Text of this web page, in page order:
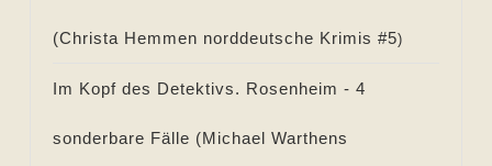
(Christa Hemmen norddeutsche Krimis #5)
Im Kopf des Detektivs. Rosenheim - 4
sonderbare Fälle (Michael Warthens